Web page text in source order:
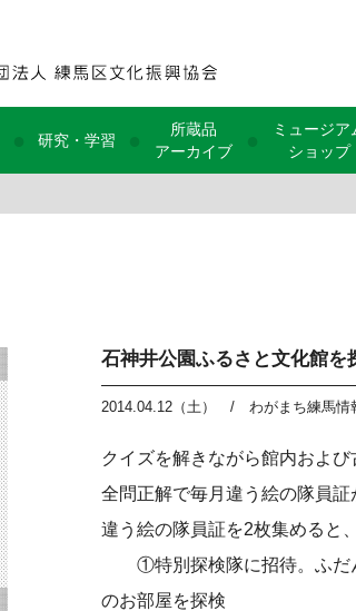
研究・学習
所蔵品
アーカイブ
ミュージア
ショップ
石神井公園ふるさと文化館を
2014.04.12（土） / わがまち練馬情
クイズを解きながら館内および
全問正解で毎月違う絵の隊員証
違う絵の隊員証を2枚集めると
①特別探検隊に招待。ふだ
のお部屋を探検